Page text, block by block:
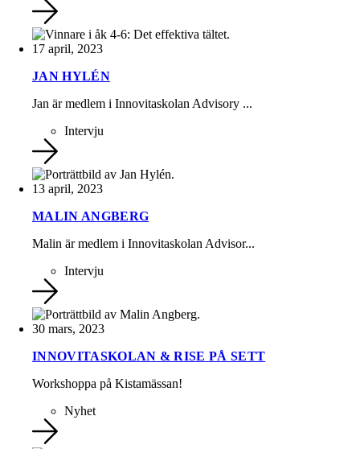
17 april, 2023
JAN HYLÉN
Jan är medlem i Innovitaskolan Advisory ...
Intervju
13 april, 2023
MALIN ANGBERG
Malin är medlem i Innovitaskolan Advisor...
Intervju
30 mars, 2023
INNOVITASKOLAN & RISE PÅ SETT
Workshoppa på Kistamässan!
Nyhet